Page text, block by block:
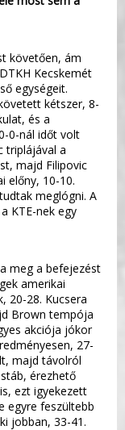
követően, ám
Kecskemét
egységeit.
kétszer, 8-
és a
0-nál időt volt
triplájával a
majd Filipovic
előny, 10-10.
meglógni. A
KTE-nek egy
meg a befejezést
amerikai
20-28. Kucsera
Brown tempója
akciója jókor
27-
majd távolról
érezhető
ezt igyekezett
egyre feszültebb
jobban, 33-41.